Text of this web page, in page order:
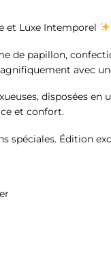
et Luxe Intemporel
de papillon,
avec
disposées
et confort.
spéciales. Édition